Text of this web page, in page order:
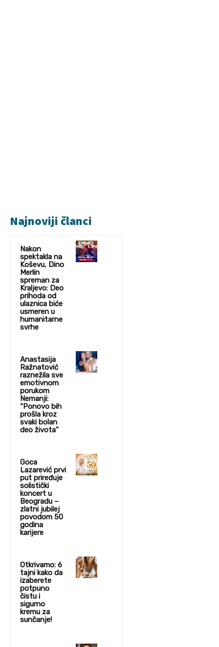
Najnoviji članci
Nakon
spektakla na
Koševu, Dino
Merlin
spreman za
Kraljevo: Deo
prihoda od
ulaznica biće
usmeren u
humanitarne
svrhe
Anastasija
Ražnatović
raznežila sve
emotivnom
porukom
Nemanji:
“Ponovo bih
prošla kroz
svaki bolan
deo života”
Goca
Lazarević prvi
put priređuje
solistički
koncert u
Beogradu –
zlatni jubilej
povodom 50
godina
karijere
Otkrivamo: 6
tajni kako da
izaberete
potpuno
čistu i
sigurno
kremu za
sunčanje!